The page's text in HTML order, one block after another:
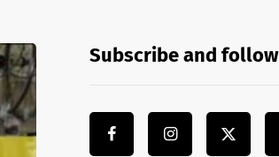
Subscribe and follow